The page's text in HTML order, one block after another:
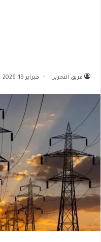
فريق التحرير فبراير 19, 2026